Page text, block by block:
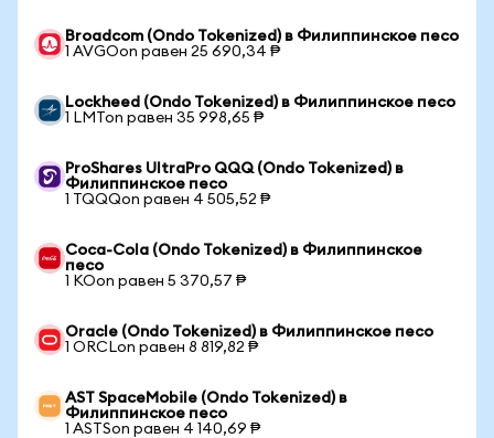
Broadcom (Ondo Tokenized) в Филиппинское песо
1 AVGOon равен 25 690,34 ₱
Lockheed (Ondo Tokenized) в Филиппинское песо
1 LMTon равен 35 998,65 ₱
ProShares UltraPro QQQ (Ondo Tokenized) в
Филиппинское песо
1 TQQQon равен 4 505,52 ₱
Coca-Cola (Ondo Tokenized) в Филиппинское
песо
1 KOon равен 5 370,57 ₱
Oracle (Ondo Tokenized) в Филиппинское песо
1 ORCLon равен 8 819,82 ₱
AST SpaceMobile (Ondo Tokenized) в
Филиппинское песо
1 ASTSon равен 4 140,69 ₱